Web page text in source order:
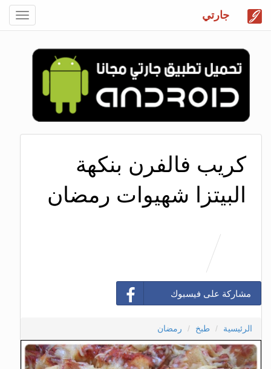
جارتي
كريب فالفرن بنكهة
البيتزا شهيوات رمضان
مشاركة على فيسبوك
الرئيسية طبخ رمضان